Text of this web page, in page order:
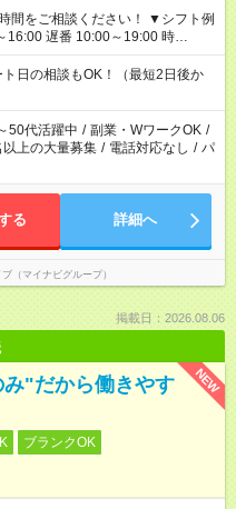
相談ください！ ▼シフト例
16:00 遅番 10:00～19:00 時
りのスタートがいい」 「お昼の時
希望があれば教えてください
ト日の相談もOK！（最短2日後か
50代活躍中 / 副業・WワークOK /
以上の大量募集 / 電話対応なし / パ
る 詳細へ
（マイナビグループ）
掲載日：2026.08.06
NEW
"だから働きやす
ブランクOK